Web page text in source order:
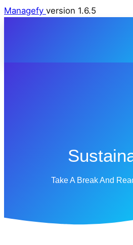
Managefy version 1.6.5
Take A Break And